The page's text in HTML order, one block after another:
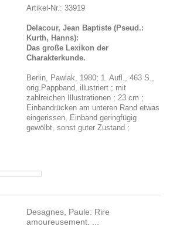
Artikel-Nr.: 33919
Delacour, Jean Baptiste (Pseud.:
Kurth, Hanns):
Das große Lexikon der
Charakterkunde.
Berlin, Pawlak, 1980; 1. Aufl., 463 S.,
orig.Pappband, illustriert ; mit
zahlreichen Illustrationen ; 23 cm ;
Einbandrücken am unteren Rand etwas
eingerissen, Einband geringfügig
gewölbt, sonst guter Zustand ;
Desagnes, Paule: Rire
amoureusement. ...